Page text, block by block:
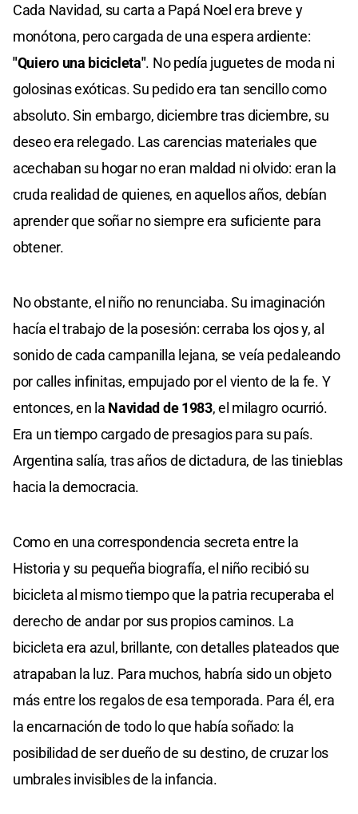
Cada Navidad, su carta a Papá Noel era breve y
monótona, pero cargada de una espera ardiente:
"Quiero una bicicleta". No pedía juguetes de moda ni
golosinas exóticas. Su pedido era tan sencillo como
absoluto. Sin embargo, diciembre tras diciembre, su
deseo era relegado. Las carencias materiales que
acechaban su hogar no eran maldad ni olvido: eran la
cruda realidad de quienes, en aquellos años, debían
aprender que soñar no siempre era suficiente para
obtener.
No obstante, el niño no renunciaba. Su imaginación
hacía el trabajo de la posesión: cerraba los ojos y, al
sonido de cada campanilla lejana, se veía pedaleando
por calles infinitas, empujado por el viento de la fe. Y
entonces, en la Navidad de 1983, el milagro ocurrió.
Era un tiempo cargado de presagios para su país.
Argentina salía, tras años de dictadura, de las tinieblas
hacia la democracia.
Como en una correspondencia secreta entre la
Historia y su pequeña biografía, el niño recibió su
bicicleta al mismo tiempo que la patria recuperaba el
derecho de andar por sus propios caminos. La
bicicleta era azul, brillante, con detalles plateados que
atrapaban la luz. Para muchos, habría sido un objeto
más entre los regalos de esa temporada. Para él, era
la encarnación de todo lo que había soñado: la
posibilidad de ser dueño de su destino, de cruzar los
umbrales invisibles de la infancia.